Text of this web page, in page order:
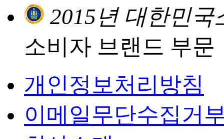
2015년 대한민국
소비자 브랜드 부문
개인정보처리방침
이메일무단수집거